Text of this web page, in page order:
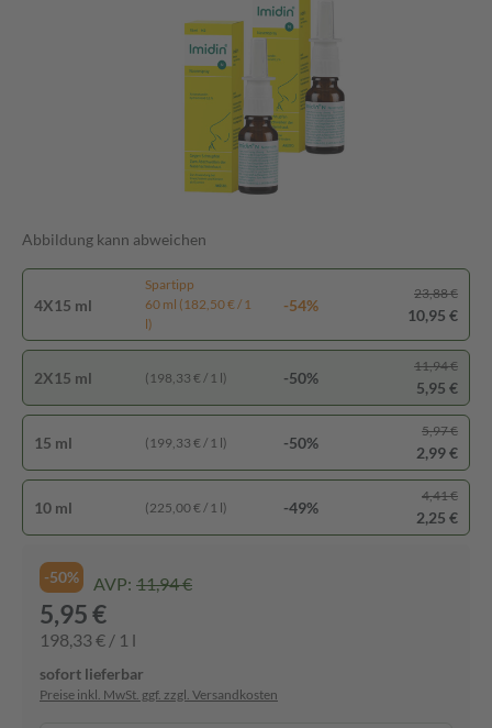
Abbildung kann abweichen
4X15 ml
Spartipp
60 ml (182,50 € / 1
l)
-54%
23,88 €
10,95 €
2X15 ml (198,33 € / 1 l) -50%
11,94 €
5,95 €
15 ml (199,33 € / 1 l) -50%
5,97 €
2,99 €
10 ml (225,00 € / 1 l) -49%
4,41 €
2,25 €
-50% AVP: 11,94 €
5,95 €
198,33 € / 1 l
sofort lieferbar
Preise inkl. MwSt. ggf. zzgl. Versandkosten